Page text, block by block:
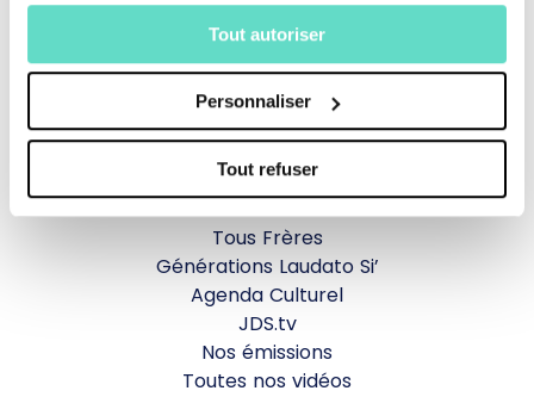
Tout autoriser
Personnaliser
Tout refuser
TOUS NOS PROGRAMMES
La messe
Magazine Le Jour du Seigneur
Documentaires
Parole Inattendue
Tous Frères
Générations Laudato Si’
Agenda Culturel
JDS.tv
Nos émissions
Toutes nos vidéos